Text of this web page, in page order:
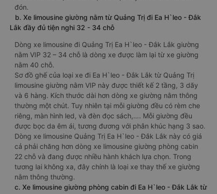
đón.
b. Xe limousine giường nằm từ Quảng Trị đi Ea H`leo - Đắk
Lắk đầy đủ tiện nghi 32 - 34 chỗ
Dòng xe limousine đi Quảng Trị Ea H`leo - Đắk Lắk giường
nằm VIP 32 – 34 chỗ là dòng xe được làm lại từ xe giường
nằm 40 chỗ.
Sơ đồ ghế của loại xe đi Ea H`leo - Đắk Lắk từ Quảng Trị
limousine giường nằm VIP này được thiết kế 2 tầng, 3 dãy
và 6 hàng. Kích thước dài hơn dòng xe giường nằm thông
thường một chút. Tuy nhiên tại mỗi giường đều có rèm che
riêng, màn hình led, và đèn đọc sách,…. Mỗi giường đều
được bọc da êm ái, tương đương với phân khúc hạng 3 sao.
Dòng xe limousine Quảng Trị Ea H`leo - Đắk Lắk này có giá
cả phải chăng hơn dòng xe limousine giường phòng cabin
22 chỗ và đang được nhiều hành khách lựa chọn. Trong
tương lai không xa, đây chính là loại xe thay thế xe giường
nằm thông thường.
c. Xe limousine giường phòng cabin đi Ea H`leo - Đắk Lắk từ